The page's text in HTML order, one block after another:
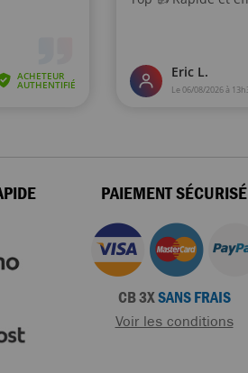
PAIEMENT SÉCURISÉ
CB 3XSANS FRAIS
Voir les conditions